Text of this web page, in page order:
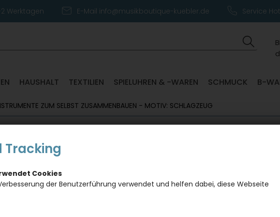
Werktagen E-Mail info@musikboutique-kuebler.de Service
HAUSHALT TEXTILIEN SPIELUHREN & -WAREN SCHMUCK B-
ZUM SELBST ZUSAMMENBAUEN - MOTIV: SCHLAGZEUG
3D-
Instrumente
Tracking
Cookies
der Benutzerführung verwendet und helfen dabei, diese Webseite